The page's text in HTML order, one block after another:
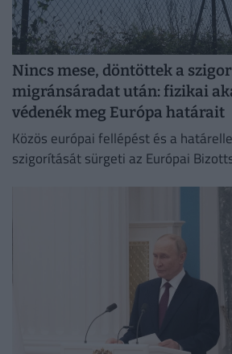
Nincs mese, döntöttek a
migránsáradat után: fizikai
védenék meg Európa határait
Közös európai fellépést és a
szigorítását sürgeti az Európai